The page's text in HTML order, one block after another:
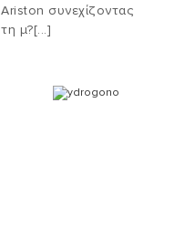
Ariston συνεχίζοντας
τη μ?[...]